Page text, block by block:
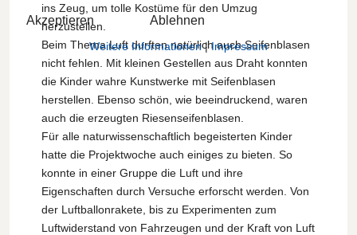
ins Zeug, um tolle Kostüme für den Umzug
herzustellen.
Beim Thema Luft durften natürlich auch Seifenblasen
nicht fehlen. Mit kleinen Gestellen aus Draht konnten
die Kinder wahre Kunstwerke mit Seifenblasen
herstellen. Ebenso schön, wie beeindruckend, waren
auch die erzeugten Riesenseifenblasen.
Für alle naturwissenschaftlich begeisterten Kinder
hatte die Projektwoche auch einiges zu bieten. So
konnte in einer Gruppe die Luft und ihre
Eigenschaften durch Versuche erforscht werden. Von
der Luftballonrakete, bis zu Experimenten zum
Luftwiderstand von Fahrzeugen und der Kraft von Luft
Akzeptieren Ablehnen
Weitere Informationen|Impressum